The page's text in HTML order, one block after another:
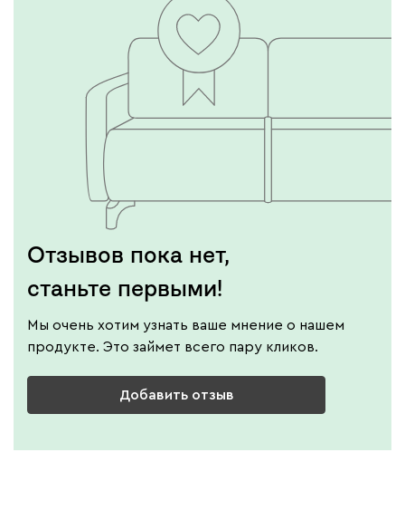
Отзывов пока нет,
станьте первыми!
Мы очень хотим узнать ваше мнение о нашем
продукте. Это займет всего пару кликов.
Добавить отзыв